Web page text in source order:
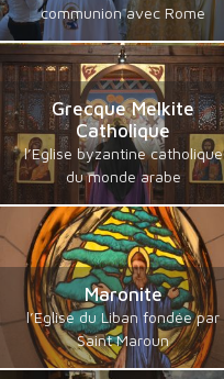
communion avec Rome
Grecque Melkite
Catholique
l’Eglise byzantine catholique
du monde arabe
Maronite
l’Eglise du Liban fondée par
Saint Maroun